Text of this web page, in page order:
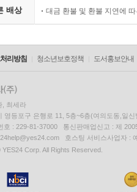
배상 대금 환불 및 환불 지연에
리방침 청소년보호정책 도서홍보안내
, 최세라
영등포구 은행로 11, 5층~6층(여의도동,일신
호 : 229-81-37000 통신판매업신고 : 제
호스팅 서비스사업자 :
Corp. All Rights Reserved.